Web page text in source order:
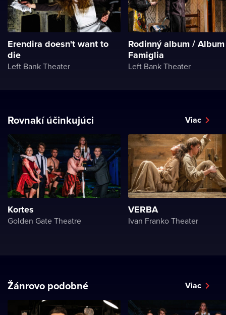
Erendira doesn't want to
die
Left Bank Theater
Rodinný album /
Famiglia
Left Bank Theater
Rovnakí účinkujúci Viac
Kortes
Golden Gate Theatre
VERBA
Ivan Franko Theater
Žánrovo podobné Viac